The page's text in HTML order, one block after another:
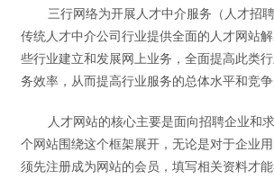
水平和竞争力
三行网络为开展人才中介服务（人才招
传统人才中介公司行业提供全面的人才网站
些行业建立和发展网上业务，全面提高此类
务效率，从而提高行业服务的总体水平和竞争
人才网站的核心主要是面向招聘企业和
个网站围绕这个框架展开，无论是对于企业
须先注册成为网站的会员，填写相关资料才